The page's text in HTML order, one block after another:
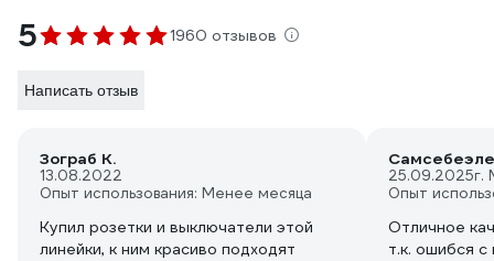
5 1960 отзывов
Написать отзыв
Зограб К.
13.08.2022
Опыт использования: Менее месяца
Купил розетки и выключатели этой
линейки, к ним красиво подходят
25.09.2025г.
Опыт
Отличное
т.к. ошибся